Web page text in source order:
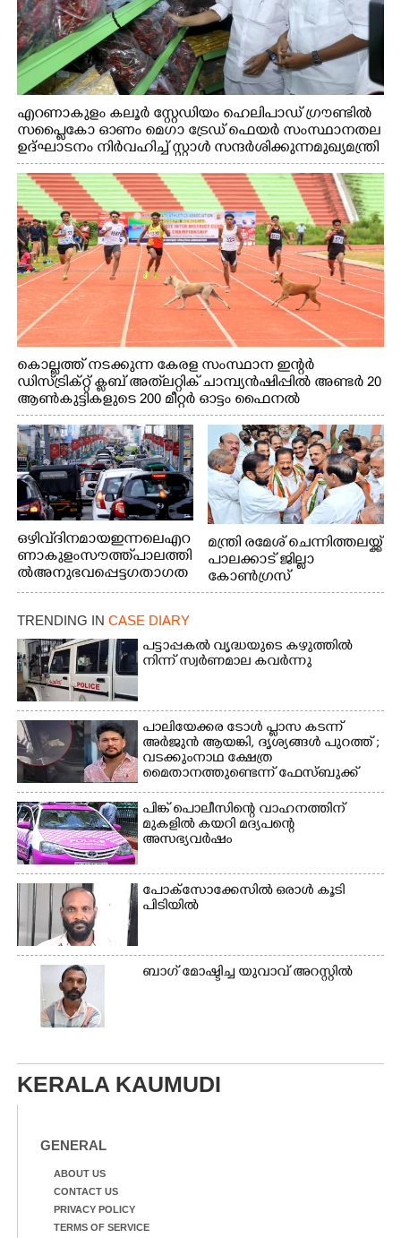
എറണാകുളം കലൂർ സ്റ്റേഡിയം ഹെലിപാഡ് ഗ്രൗണ്ടിൽ
സപ്ളൈകോ ഓണം മെഗാ ട്രേഡ് ഫെയർ സംസ്ഥാനതല
ഉദ്ഘാടനം നിർവഹിച്ച് സ്റ്റാൾ സന്ദർശിക്കുന്ന മുഖ്യമന്ത്രി
വി.ഡി. സതീശൻ. മന്ത്രി അനൂപ് ജേക്കബ് സമീപം
കൊല്ലത്ത് നടക്കുന്ന കേരള സംസ്ഥാന ഇന്റർ
ഡിസ്ട്രിക്റ്റ് ക്ലബ് അത്‌ലറ്റിക് ചാമ്പ്യൻഷിപ്പിൽ അണ്ടർ 20
ആൺകുട്ടികളുടെ 200 മീറ്റർ ഓട്ടം ഫൈനൽ
മത്സരത്തിനിടെ സിന്തറ്റിക് ട്രാക്കിന് കുറുകെ ഓടുന്ന
നായകൾ.
ഒഴിവ് ദിനമായ ഇന്നലെ എറ
ണാകുളം സൗത്ത് പാലത്തി
ൽ അനുഭവപ്പെട്ട ഗതാഗത
ക്കുരുക്ക്
മന്ത്രി രമേശ് ചെന്നിത്തലയ്ക്ക്
പാലക്കാട് ജില്ലാ
കോൺഗ്രസ്
TRENDING IN CASE DIARY
പട്ടാപ്പകൽ വൃദ്ധയുടെ കഴുത്തിൽ
നിന്ന് സ്വർണമാല കവർന്നു
പാലിയേക്കര ടോൾ പ്ലാസ കടന്ന്
അർജുൻ ആയങ്കി,​ ദൃശ്യങ്ങൾ പുറത്ത് ;
വടക്കുംനാഥ ക്ഷേത്ര
മൈതാനത്തുണ്ടെന്ന് ഫേസ്ബുക്ക്
പോസ്റ്റ്
പിങ്ക് പൊലീസിന്റെ വാഹനത്തിന്
മുകളിൽ കയറി മദ്യപന്റെ
അസഭ്യവ‌ർഷം
പോക്സോക്കേസിൽ ഒരാൾ കൂടി
പിടിയിൽ
ബാഗ് മോഷ്ടിച്ച യുവാവ് അറസ്റ്റിൽ
KERALA KAUMUDI
GENERAL
ABOUT US
CONTACT US
PRIVACY POLICY
TERMS OF SERVICE